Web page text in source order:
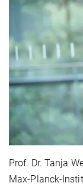
Prof. Dr. Tanja
Max-Planck-